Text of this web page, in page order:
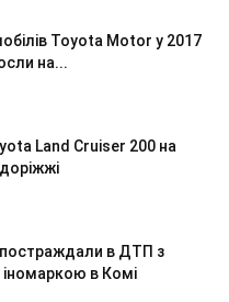
Toyota Motor у 2017
на...
Land Cruiser 200 на
постраждали в ДТП з
іномаркою в Комі